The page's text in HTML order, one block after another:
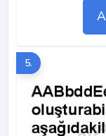
A
5.